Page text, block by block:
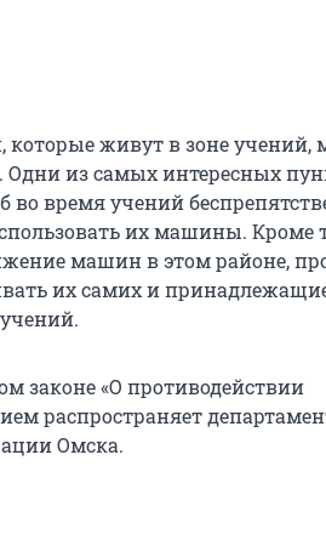
живут в зоне учений,
Одни из самых интересных
во время учений
их машины. Кроме
машин в этом районе,
их самих и
законе «О противодействии
распространяет
Омска.